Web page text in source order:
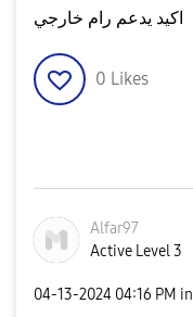
اكيد يدعم رام خارجي
0 Likes
Alfar97
Active Level 3
‎04-13-2024 04:16 PM in